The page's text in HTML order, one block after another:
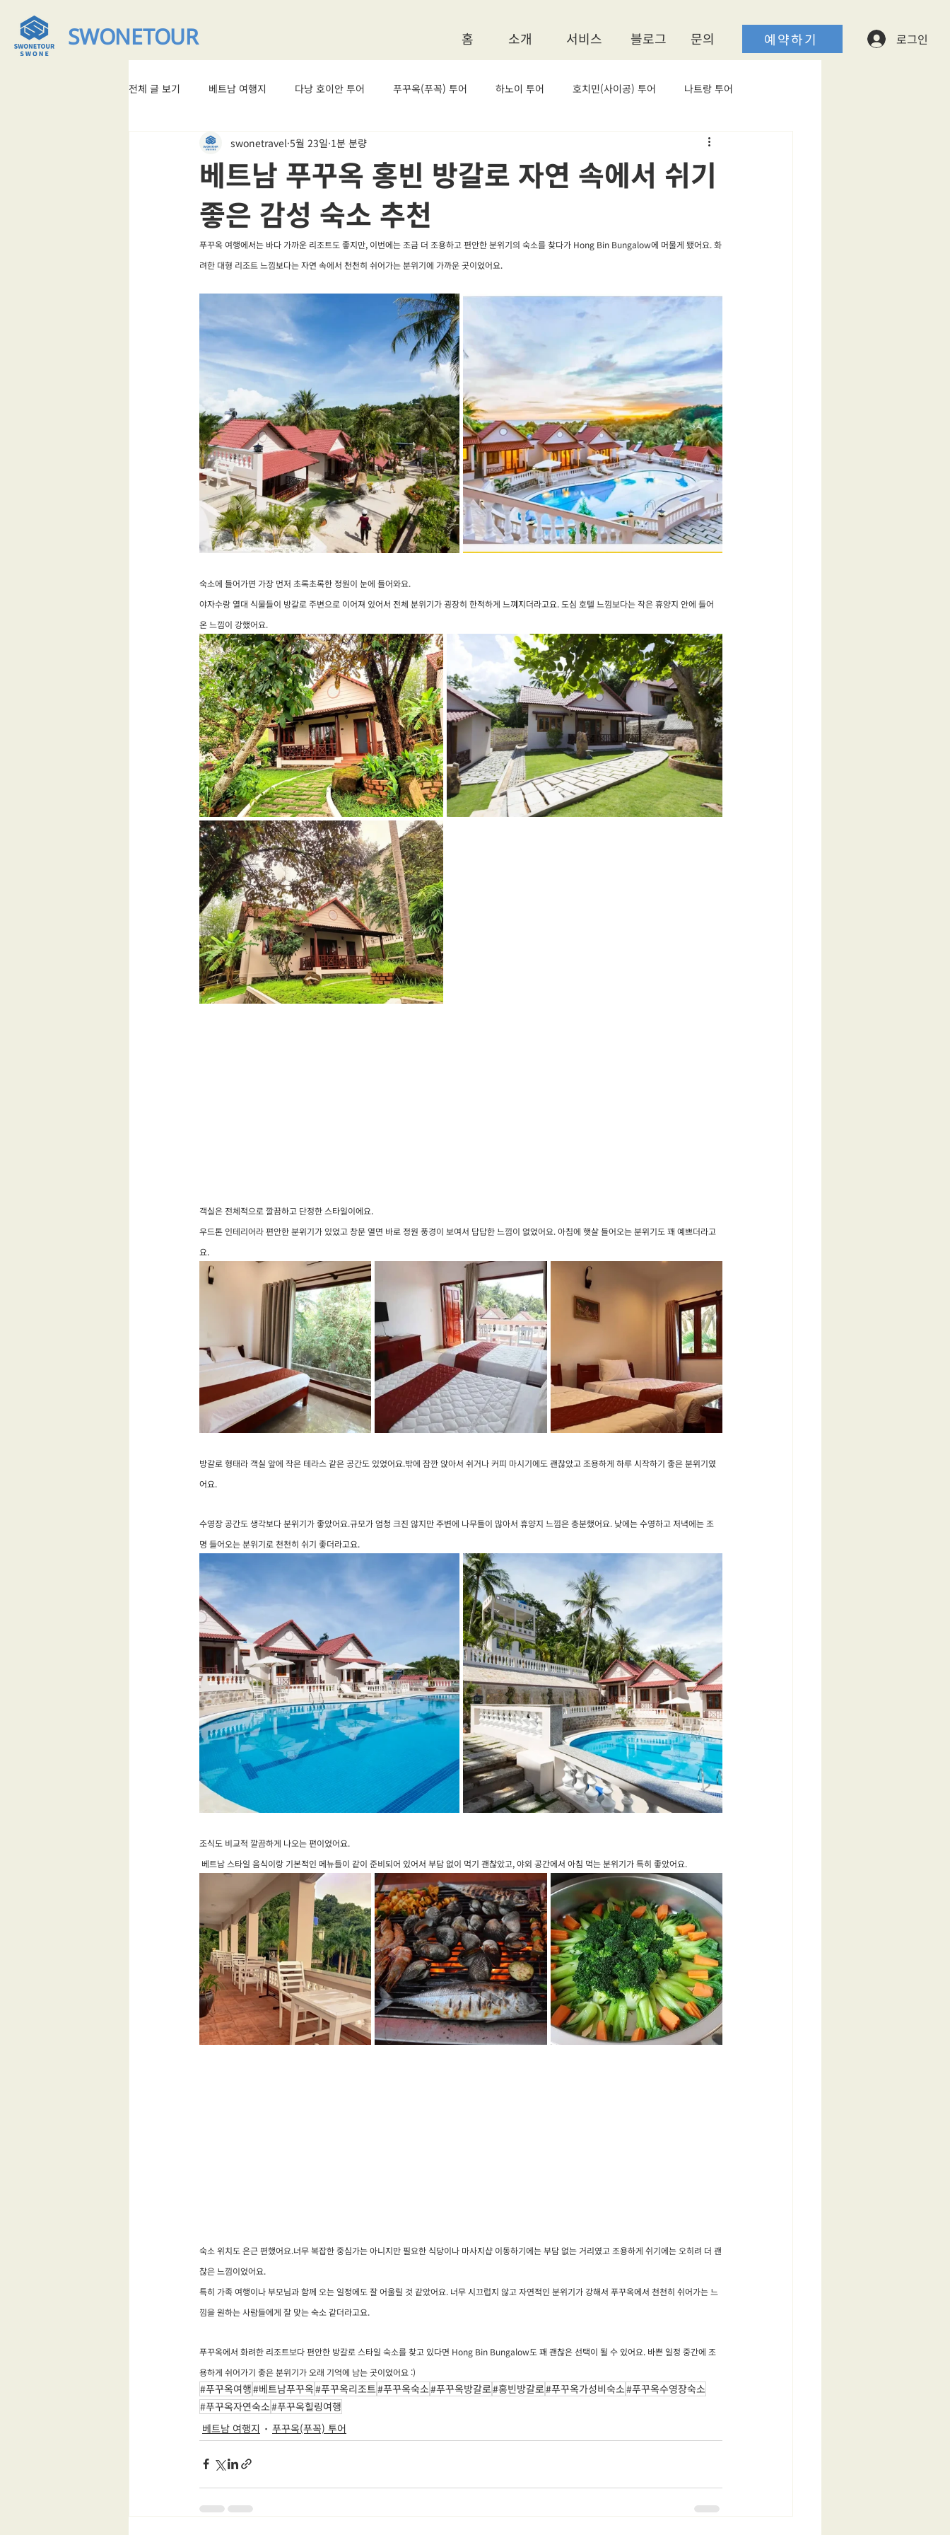
SWONETOUR 홈 소개 서비스 블로그 ​문의 예약하기 로그인
전체 글 보기 베트남 여행지 다낭 호이안 투어 푸꾸옥(푸꼭) 투어 하노이 투어 호치민(사이공) 투어 나트랑 투어
베트남 맛집 #베트남여행
베트남 푸꾸옥 홍빈 방갈로 자연 속에서 쉬기
좋은 감성 숙소 추천
swonetravel 5월 23일 1분 분량
푸꾸옥 여행에서는 바다 가까운 리조트도 좋지만, 이번에는 조금 더 조용하고 편안한 분위기의 숙소를 찾다가 Hong Bin Bungalow에 머물게 됐어요. 화
려한 대형 리조트 느낌보다는 자연 속에서 천천히 쉬어가는 분위기에 가까운 곳이었어요.
숙소에 들어가면 가장 먼저 초록초록한 정원이 눈에 들어와요.
야자수랑 열대 식물들이 방갈로 주변으로 이어져 있어서 전체 분위기가 굉장히 한적하게 느껴지더라고요. 도심 호텔 느낌보다는 작은 휴양지 안에 들어
온 느낌이 강했어요.
객실은 전체적으로 깔끔하고 단정한 스타일이에요.
우드톤 인테리어라 편안한 분위기가 있었고 창문 열면 바로 정원 풍경이 보여서 답답한 느낌이 없었어요. 아침에 햇살 들어오는 분위기도 꽤 예쁘더라고
요.
방갈로 형태라 객실 앞에 작은 테라스 같은 공간도 있었어요.밖에 잠깐 앉아서 쉬거나 커피 마시기에도 괜찮았고 조용하게 하루 시작하기 좋은 분위기였
어요.
수영장 공간도 생각보다 분위기가 좋았어요.규모가 엄청 크진 않지만 주변에 나무들이 많아서 휴양지 느낌은 충분했어요. 낮에는 수영하고 저녁에는 조
명 들어오는 분위기로 천천히 쉬기 좋더라고요.
조식도 비교적 깔끔하게 나오는 편이었어요.
베트남 스타일 음식이랑 기본적인 메뉴들이 같이 준비되어 있어서 부담 없이 먹기 괜찮았고, 야외 공간에서 아침 먹는 분위기가 특히 좋았어요.
숙소 위치도 은근 편했어요.너무 복잡한 중심가는 아니지만 필요한 식당이나 마사지샵 이동하기에는 부담 없는 거리였고 조용하게 쉬기에는 오히려 더 괜
찮은 느낌이었어요.
특히 가족 여행이나 부모님과 함께 오는 일정에도 잘 어울릴 것 같았어요. 너무 시끄럽지 않고 자연적인 분위기가 강해서 푸꾸옥에서 천천히 쉬어가는 느
낌을 원하는 사람들에게 잘 맞는 숙소 같더라고요.
푸꾸옥에서 화려한 리조트보다 편안한 방갈로 스타일 숙소를 찾고 있다면 Hong Bin Bungalow도 꽤 괜찮은 선택이 될 수 있어요. 바쁜 일정 중간에 조
용하게 쉬어가기 좋은 분위기가 오래 기억에 남는 곳이었어요 :)
#푸꾸옥여행#베트남푸꾸옥#푸꾸옥리조트#푸꾸옥숙소#푸꾸옥방갈로#홍빈방갈로#푸꾸옥가성비숙소#푸꾸옥수영장숙소
#푸꾸옥자연숙소#푸꾸옥힐링여행
베트남 여행지
푸꾸옥(푸꼭) 투어